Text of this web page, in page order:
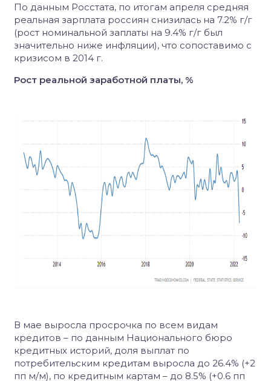
По данным Росстата, по итогам апреля средняя
реальная зарплата россиян снизилась на 7.2% г/г
(рост номинальной заплаты на 9.4% г/г был
значительно ниже инфляции), что сопоставимо с
кризисом в 2014 г.
Рост реальной заработной платы, %
В мае выросла просрочка по всем видам
кредитов – по данным Национального бюро
кредитных историй, доля выплат по
потребительским кредитам выросла до 26.4% (+2
пп м/м), по кредитным картам – до 8.5% (+0.6 пп